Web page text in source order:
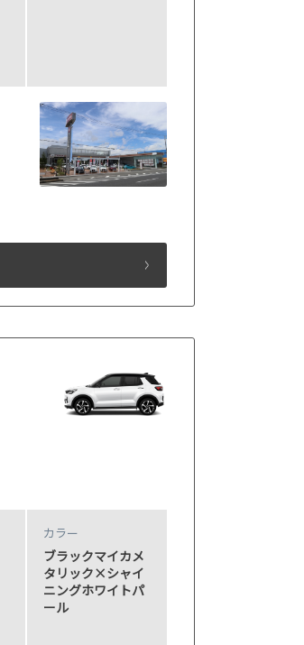
カラー
ブラックマイカメ
タリック×シャイ
ニングホワイトパ
ール